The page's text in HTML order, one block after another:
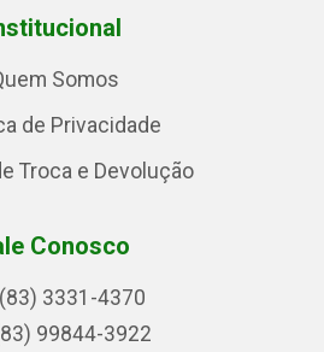
Somos
de Privacidade
Troca e Devolução
Conosco
(83) 3331-4370
99844-3922